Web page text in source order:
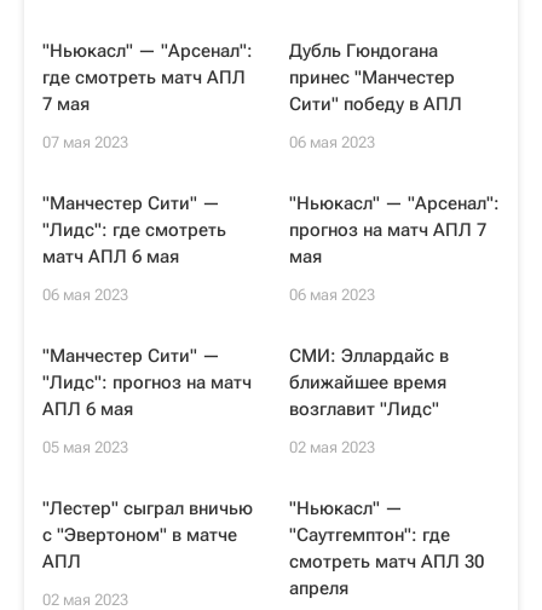
"Ньюкасл" — "Арсенал":
где смотреть матч АПЛ
7 мая
07 мая 2023
Дубль Гюндогана
принес "Манчестер
Сити" победу в АПЛ
06 мая 2023
"Манчестер Сити" —
"Лидс": где смотреть
матч АПЛ 6 мая
06 мая 2023
"Ньюкасл" — "Арсенал":
прогноз на матч АПЛ 7
мая
06 мая 2023
"Манчестер Сити" —
"Лидс": прогноз на матч
АПЛ 6 мая
05 мая 2023
СМИ: Эллардайс в
ближайшее время
возглавит "Лидс"
02 мая 2023
"Лестер" сыграл вничью
с "Эвертоном" в матче
АПЛ
02 мая 2023
"Ньюкасл" —
"Саутгемптон": где
смотреть матч АПЛ 30
апреля